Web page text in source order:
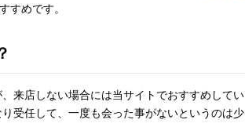
すめです。
来店しない場合には当サイトでおすすめしてい
受任して、一度も会った事がないというのは少